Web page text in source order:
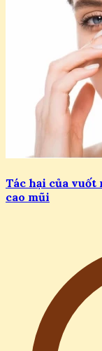
Tác hại của
cao mũi